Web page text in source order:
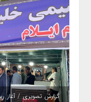
گزارش تصویری / آغاز